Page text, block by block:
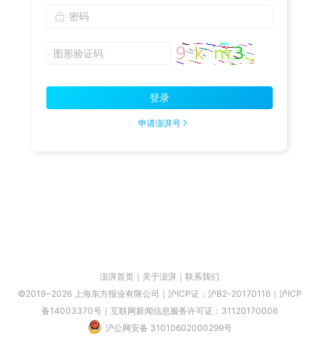
登录
申请澎湃号
澎湃首页 ｜ 关于澎湃 ｜ 联系我们
©2019~2026 上海东方报业有限公司｜沪ICP证：沪B2-20170116｜沪ICP
备14003370号｜互联网新闻信息服务许可证：31120170006
沪公网安备 31010602000299号